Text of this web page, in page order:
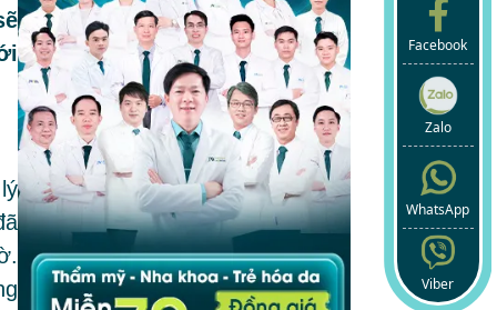
Facebook
Zalo
WhatsApp
Viber